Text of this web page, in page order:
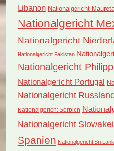
Libanon Nationalgericht
Nationalgericht
Nationalgericht
Nationalgericht Pakistan
Nationalgericht
Nationalgericht Portugal
Nationalgericht Russland
Nationalgericht Serbien
Nationalgericht Slowakei
Spanien Nationalgericht Sri